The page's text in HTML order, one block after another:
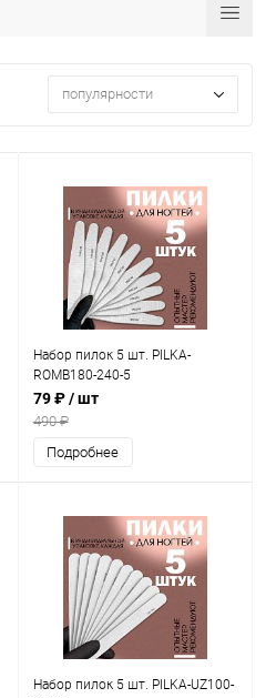
популярности
Набор пилок 5 шт. PILKA-
ROMB180-240-5
79 ₽/ шт
490 ₽
Подробнее
Набор пилок 5 шт. PILKA-UZ100-